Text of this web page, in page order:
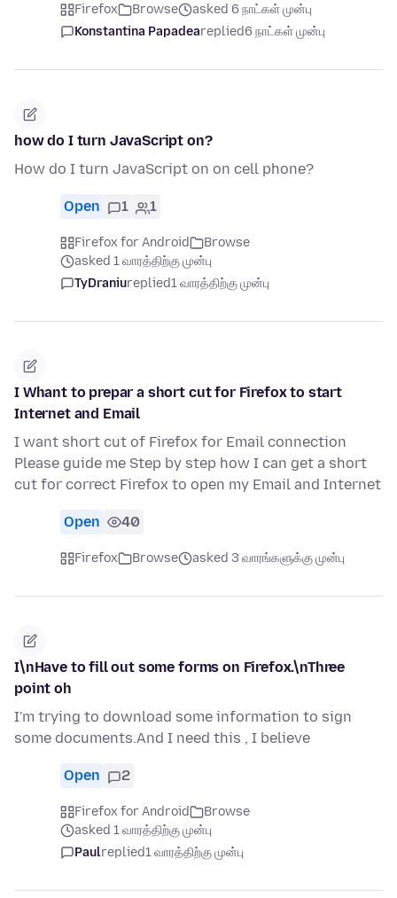
Firefox Browse
asked 6 நாட்கள் முன்பு
Konstantina Papadeareplied6 நாட்கள் முன்பு
how do I turn JavaScript on?
How do I turn JavaScript on on cell phone?
Open 1 1
Firefox for Android
Browse
asked 1 வாரத்திற்கு முன்பு
TyDraniureplied1 வாரத்திற்கு முன்பு
I Whant to prepar a short cut for Firefox to start
Internet and Email
I want short cut of Firefox for Email connection
Please guide me Step by step how I can get a short
cut for correct Firefox to open my Email and Internet
Open 40
Firefox Browse asked 3 வாரங்களுக்கு முன்பு
I\nHave to fill out some forms on Firefox.\nThree
point oh
I'm trying to download some information to sign
some documents.And I need this , I believe
Open 2
Firefox for Android
Browse
asked 1 வாரத்திற்கு முன்பு
Paulreplied1 வாரத்திற்கு முன்பு